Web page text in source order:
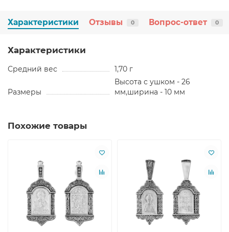
Характеристики Отзывы 0 Вопрос-ответ 0
Характеристики
Средний вес 1,70 г
Размеры
Высота с ушком - 26
мм,ширина - 10 мм
Похожие товары